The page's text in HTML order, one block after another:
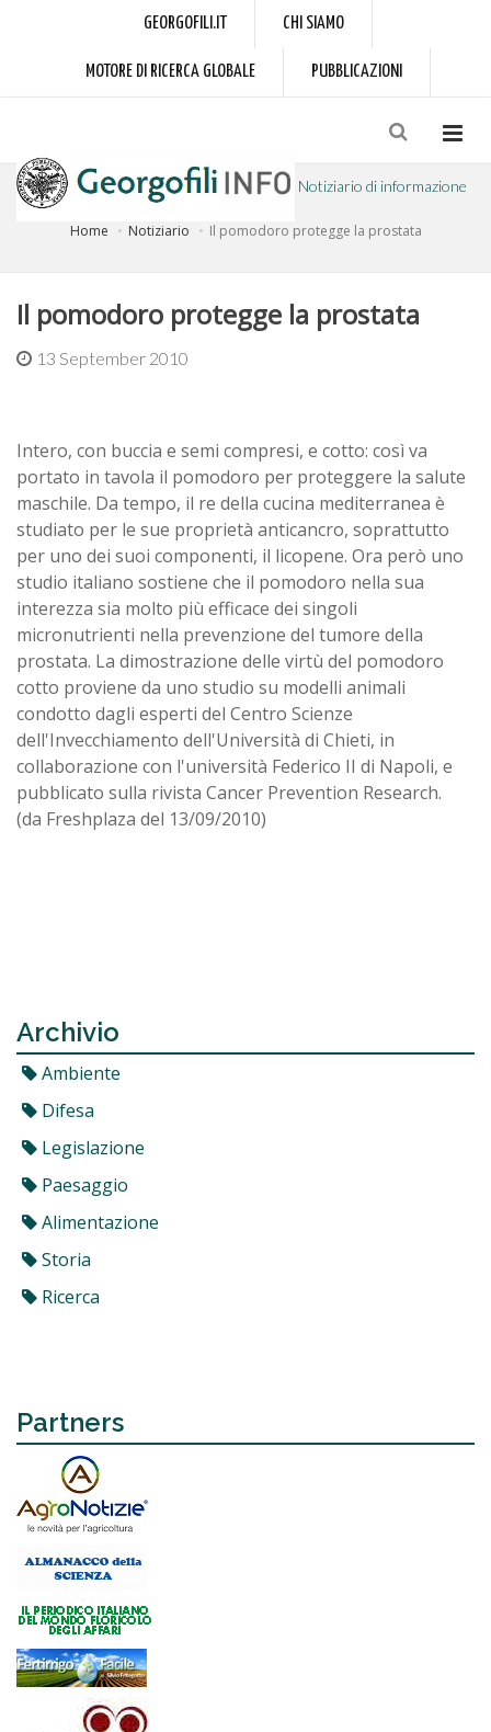
GEORGOFILI.IT CHI SIAMO
MOTORE DI RICERCA GLOBALE PUBBLICAZIONI
Notiziario di informazione
Home Notiziario Il pomodoro protegge la prostata
Il pomodoro protegge la prostata
13 September 2010
Intero, con buccia e semi compresi, e cotto: così va
portato in tavola il pomodoro per proteggere la salute
maschile. Da tempo, il re della cucina mediterranea è
studiato per le sue proprietà anticancro, soprattutto
per uno dei suoi componenti, il licopene. Ora però uno
studio italiano sostiene che il pomodoro nella sua
interezza sia molto più efficace dei singoli
micronutrienti nella prevenzione del tumore della
prostata. La dimostrazione delle virtù del pomodoro
cotto proviene da uno studio su modelli animali
condotto dagli esperti del Centro Scienze
dell'Invecchiamento dell'Università di Chieti, in
collaborazione con l'università Federico II di Napoli, e
pubblicato sulla rivista Cancer Prevention Research.
(da Freshplaza del 13/09/2010)
Archivio
Ambiente
Difesa
Legislazione
Paesaggio
Alimentazione
Storia
Ricerca
Partners